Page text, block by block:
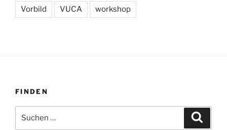
Vorbild VUCA workshop
FINDEN
nach: